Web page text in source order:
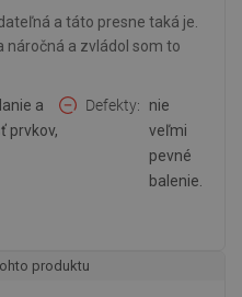
a táto presne taká je.
náročná a zvládol som to
a
prvkov,
Defekty
nie
veľmi
pevné
balenie.
produktu